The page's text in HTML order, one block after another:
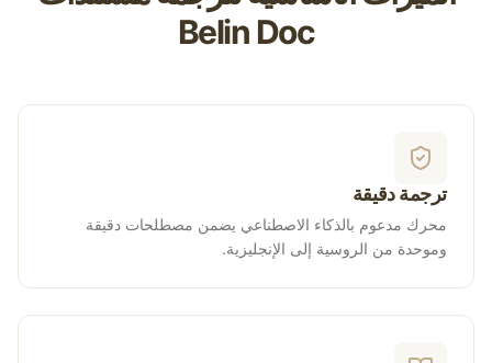
Belin Doc
ترجمة دقيقة
محرك مدعوم بالذكاء الاصطناعي يضمن مصطلحات دقيقة
وموحدة من الروسية إلى الإنجليزية.